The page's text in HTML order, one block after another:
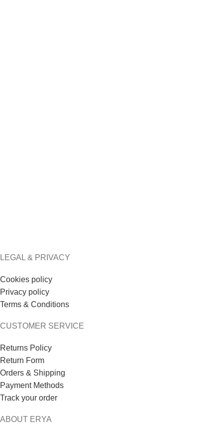
LEGAL & PRIVACY
Cookies policy
Privacy policy
Terms & Conditions
CUSTOMER SERVICE
Returns Policy
Return Form
Orders & Shipping
Payment Methods
Track your order
ABOUT ERYA